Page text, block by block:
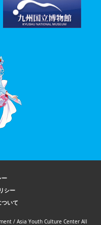
ー
シー
いて
/ Asia Youth Culture Center All